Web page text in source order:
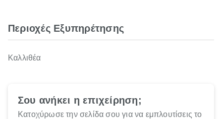
Περιοχές Εξυπηρέτησης
Καλλιθέα
Σου ανήκει η επιχείρηση;
Κατοχύρωσε την σελίδα σου για να εμπλουτίσεις το